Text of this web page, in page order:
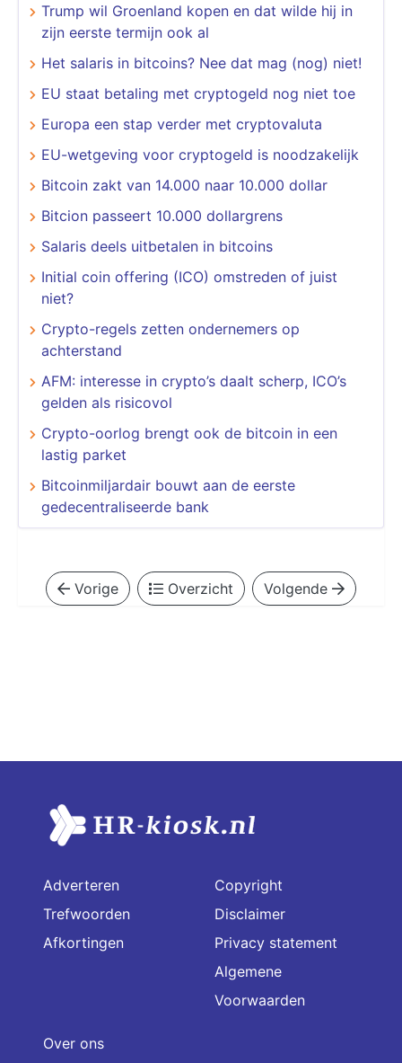
Trump wil Groenland kopen en dat wilde hij in
zijn eerste termijn ook al
Het salaris in bitcoins? Nee dat mag (nog) niet!
EU staat betaling met cryptogeld nog niet toe
Europa een stap verder met cryptovaluta
EU-wetgeving voor cryptogeld is noodzakelijk
Bitcoin zakt van 14.000 naar 10.000 dollar
Bitcion passeert 10.000 dollargrens
Salaris deels uitbetalen in bitcoins
Initial coin offering (ICO) omstreden of juist
niet?
Crypto-regels zetten ondernemers op
achterstand
AFM: interesse in crypto’s daalt scherp, ICO’s
gelden als risicovol
Crypto-oorlog brengt ook de bitcoin in een
lastig parket
Bitcoinmiljardair bouwt aan de eerste
gedecentraliseerde bank
Vorige Overzicht Volgende
Adverteren
Trefwoorden
Afkortingen
Copyright
Disclaimer
Privacy statement
Algemene
Voorwaarden
Over ons